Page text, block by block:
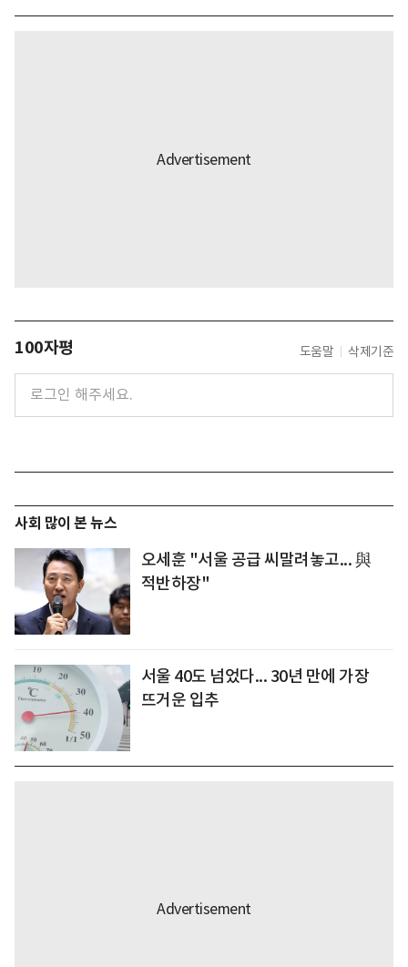
100자평 도움말 삭제기준
사회 많이 본 뉴스
오세훈 "서울 공급 씨말려놓고... 與
적반하장"
서울 40도 넘었다... 30년 만에 가장
뜨거운 입추